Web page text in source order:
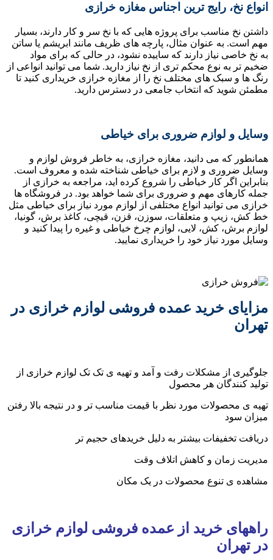
انواع نخ، رایج ترین اجناس مغازه خرازی
داشتن نخ مناسب برای پروژه هایی که با نخ سر و کار دارند، بسیار
مهم است. به عنوان مثال، پارچه‌ های ظریف مانند ابریشم یا ساتن
به نخ خاصی نیاز دارند که ساییده نشود، در حالی که برای مواد
ضخیم‌ تر به نوع محکم‌ تری از نخ نیاز دارید. شما می توانید انواعی از
رنگ ها و سبک های مختلف نخ را از مغازه خرازی خریداری کنید تا
مطمئن شوید که انتخاب جامعی در دسترس دارید.
وسایل و لوازم ضروری برای خیاطی
همانطور که می دانید، مغازه خرازی، به خاطر فروش لوازم و
وسایل ضروری و لازم برای خیاطی شناخته شده و معروف است.
بنابراین اگر کار خیاطی را شروع کرده اید، مراجعه به خرازی از
جمله کارهای مهم و ضروری برای شما خواهد بود. در فروشگاه ها
خرازی می توانید انواع مختلفی از لوازم مورد نیاز برای خیاطی مثل
خط کش، زیپ و متعلقات، سوزن، قزن، قیچی، کاغذ برش، گونیا،
لوازم برش، کش، لایی، لوازم چرخ خیاطی و غیره را پیدا کنید و
وسایل مورد نیاز خود را خریداری نمایید.
مزایای خرید عمده فروشی لوازم خرازی در
تهران
جلوگیری از مشکلات رفت و آمد و تهیه ی تک تک لوازم خرازی از
تولید کنندگان هر محصول
تهیه ی محصولات مورد نظر با قیمت مناسب تر و در نتیجه بالا رفتن
میزان سود
دریافت تخفیفات بیشتر به دلیل خریدهای حجیم تر
مدیریت زمان و کاهش اتلاف وقت
مشاهده ی تنوع محصولات در یک مکان
راههای خرید از عمده فروشی لوازم خرازی
در تهران